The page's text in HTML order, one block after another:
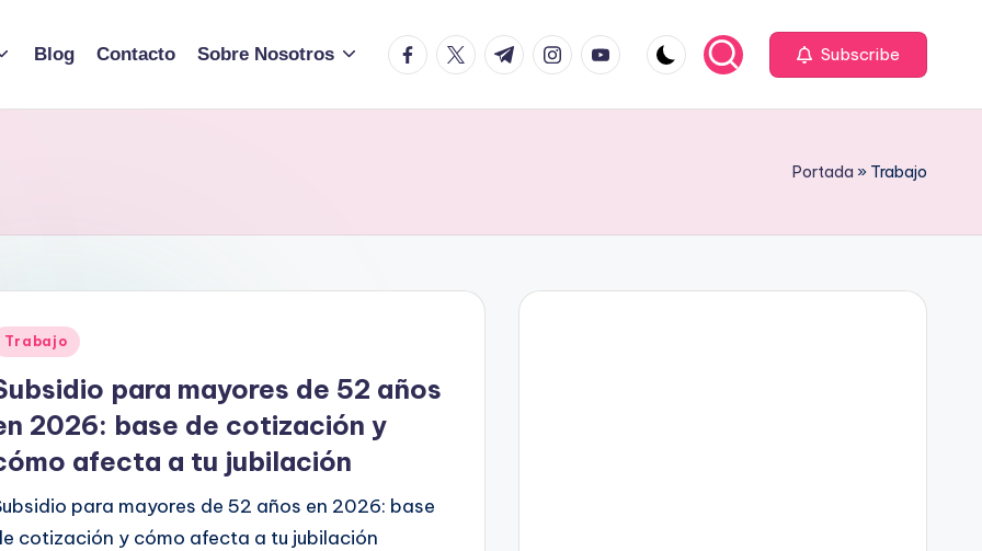
Blog Contacto Sobre Nosotros facebook.com
twitter.com
t.me instagram.com
youtube.com Subscribe
Portada » Trabajo
Trabajo
para mayores de 52 años
2026: base de cotización y
afecta a tu jubilación
para mayores de 52 años en 2026: base
cotización y cómo afecta a tu jubilación